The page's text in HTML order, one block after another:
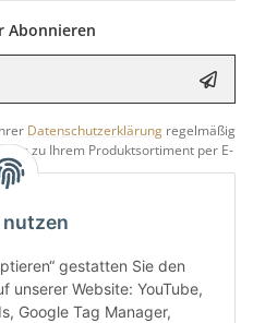
nutzen
gestatten Sie den
unserer Website: YouTube,
Google Tag Manager,
Abonnieren
Datenschutzerklärung regelmäßig
zu Ihrem Produktsortiment per E-
zu.
5 €Rabatt-Guschein erhalten.
Email nach der erfolgreichen
Email-Adresse.